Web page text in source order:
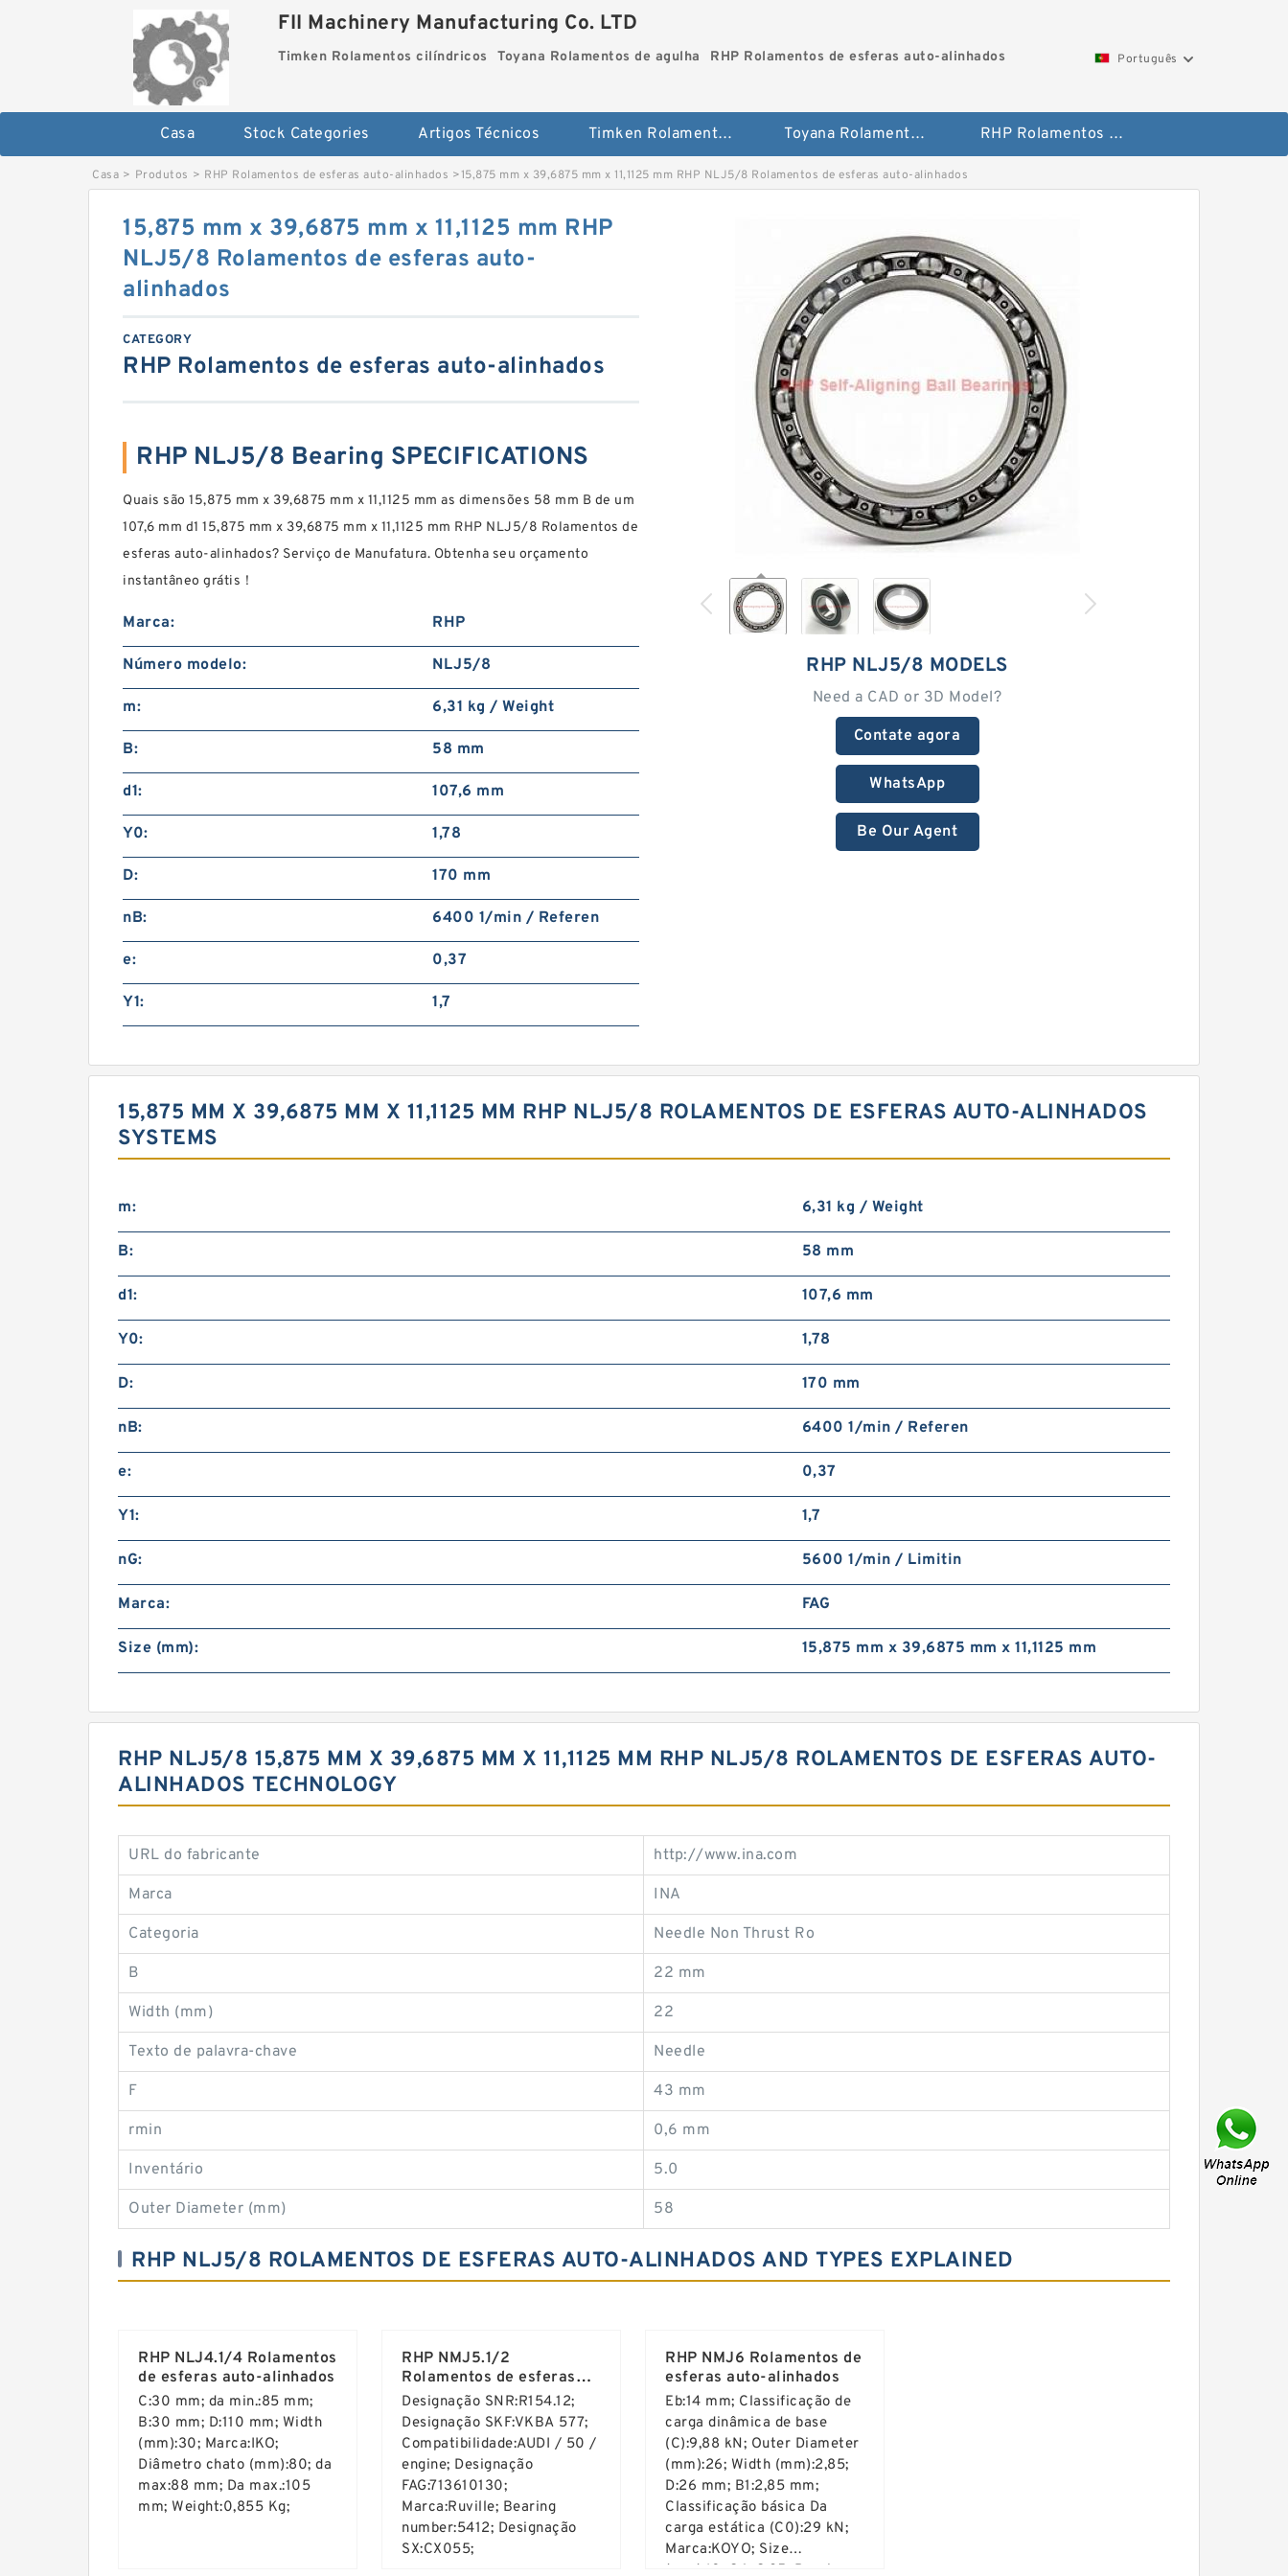
FII Machinery Manufacturing Co. LTD
Timken Rolamentos cilíndricos Toyana Rolamentos de agulha RHP Rolamentos de esferas auto-alinhados Português
Casa Stock Categories Artigos Técnicos Timken Rolamentos cilíndricos Toyana Rolamentos de agulha RHP Rolamentos de esferas auto-alinhados
Casa > Produtos > RHP Rolamentos de esferas auto-alinhados >15,875 mm x 39,6875 mm x 11,1125 mm RHP NLJ5/8 Rolamentos de esferas auto-alinhados
RHP NLJ5/8 MODELS
Need a CAD or 3D Model?
Contate agora
WhatsApp
Be Our Agent
15,875 mm x 39,6875 mm x 11,1125 mm RHP
NLJ5/8 Rolamentos de esferas auto-
alinhados
CATEGORY
RHP Rolamentos de esferas auto-alinhados
RHP NLJ5/8 Bearing SPECIFICATIONS
Quais são 15,875 mm x 39,6875 mm x 11,1125 mm as dimensões 58 mm B de um
107,6 mm d1 15,875 mm x 39,6875 mm x 11,1125 mm RHP NLJ5/8 Rolamentos de
esferas auto-alinhados? Serviço de Manufatura. Obtenha seu orçamento
instantâneo grátis！
Marca: RHP
Número modelo: NLJ5/8
m: 6,31 kg / Weight
B: 58 mm
d1: 107,6 mm
Y0: 1,78
D: 170 mm
nB: 6400 1/min / Referen
e: 0,37
Y1: 1,7
15,875 MM X 39,6875 MM X 11,1125 MM RHP NLJ5/8 ROLAMENTOS DE ESFERAS AUTO-ALINHADOS
SYSTEMS
m: 6,31 kg / Weight
B: 58 mm
d1: 107,6 mm
Y0: 1,78
D: 170 mm
nB: 6400 1/min / Referen
e: 0,37
Y1: 1,7
nG: 5600 1/min / Limitin
Marca: FAG
Size (mm): 15,875 mm x 39,6875 mm x 11,1125 mm
RHP NLJ5/8 15,875 MM X 39,6875 MM X 11,1125 MM RHP NLJ5/8 ROLAMENTOS DE ESFERAS AUTO-
ALINHADOS TECHNOLOGY
URL do fabricante http://www.ina.com
Marca INA
Categoria Needle Non Thrust Ro
B 22 mm
Width (mm) 22
Texto de palavra-chave Needle
F 43 mm
rmin 0,6 mm
Inventário 5.0
Outer Diameter (mm) 58
RHP NLJ5/8 ROLAMENTOS DE ESFERAS AUTO-ALINHADOS AND TYPES EXPLAINED
RHP NLJ4.1/4 Rolamentos
de esferas auto-alinhados
C:30 mm; da min.:85 mm;
B:30 mm; D:110 mm; Width
(mm):30; Marca:IKO;
Diâmetro chato (mm):80; da
max:88 mm; Da max.:105
mm; Weight:0,855 Kg;
RHP NMJ5.1/2
Rolamentos de esferas
auto-alinhados
Designação SNR:R154.12;
Designação SKF:VKBA 577;
Compatibilidade:AUDI / 50 /
engine; Designação
FAG:713610130;
Marca:Ruville; Bearing
number:5412; Designação
SX:CX055;
RHP NMJ6 Rolamentos de
esferas auto-alinhados
Eb:14 mm; Classificação de
carga dinâmica de base
(C):9,88 kN; Outer Diameter
(mm):26; Width (mm):2,85;
D:26 mm; B1:2,85 mm;
Classificação básica Da
carga estática (C0):29 kN;
Marca:KOYO; Size
(mm):10x26x2.85; Bearing